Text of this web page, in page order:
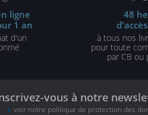
ligne
1 an
d'un
48
à tous nos
pour toute
par CB ou
vous à notre
voir notre politique de protection des